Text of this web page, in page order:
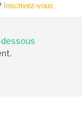
Inscrivez-vous.